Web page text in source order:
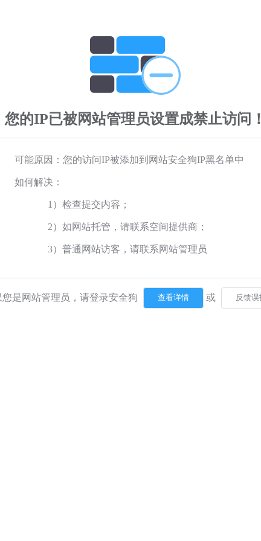
您的IP已被网站管理员设置成禁止访问！
可能原因：您的访问IP被添加到网站安全狗IP黑名单中
如何解决：
1）检查提交内容；
2）如网站托管，请联系空间提供商；
3）普通网站访客，请联系网站管理员
您是网站管理员，请登录安全狗 或